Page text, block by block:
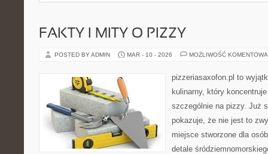
FAKTY I MITY O PIZZY
POSTED BY ADMIN MAR - 10 - 2026 MOŻLIWOŚĆ
pizzeriasaxofon.pl to
kulinarny, który
szczególnie na pizzy. Już
pokazuje, że nie jest to
miejsce stworzone dla
detale